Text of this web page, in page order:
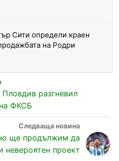
Сити определи краен
на Родри
разгневил
ФКСБ
ще продължим да
невероятен проект